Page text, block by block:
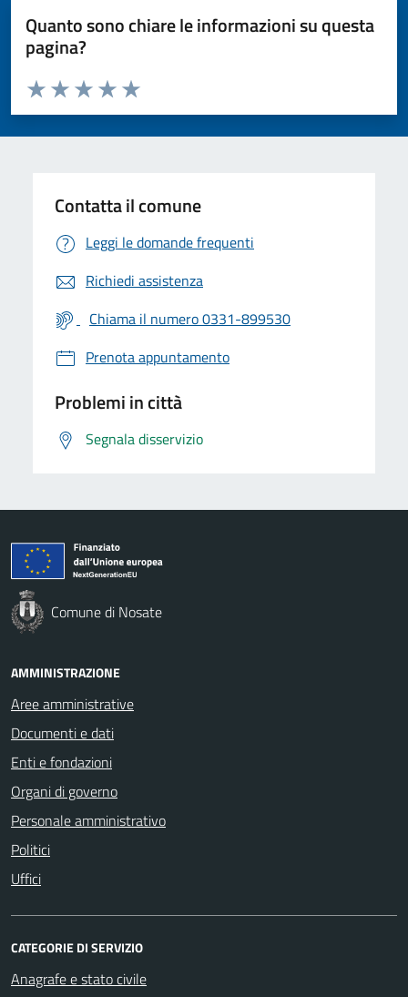
Quanto sono chiare le informazioni su questa
pagina?
Valuta da 1 a 5 stelle la pagina
Valuta 5 stelle su 5
Valuta 4 stelle su 5
Valuta 3 stelle su 5
Valuta 2 stelle su 5
Valuta 1 stelle su 5
Contatta il comune
Leggi le domande frequenti
Richiedi assistenza
Chiama il numero 0331-899530
Prenota appuntamento
Problemi in città
Segnala disservizio
Comune di Nosate
AMMINISTRAZIONE
Aree amministrative
Documenti e dati
Enti e fondazioni
Organi di governo
Personale amministrativo
Politici
Uffici
CATEGORIE DI SERVIZIO
Anagrafe e stato civile